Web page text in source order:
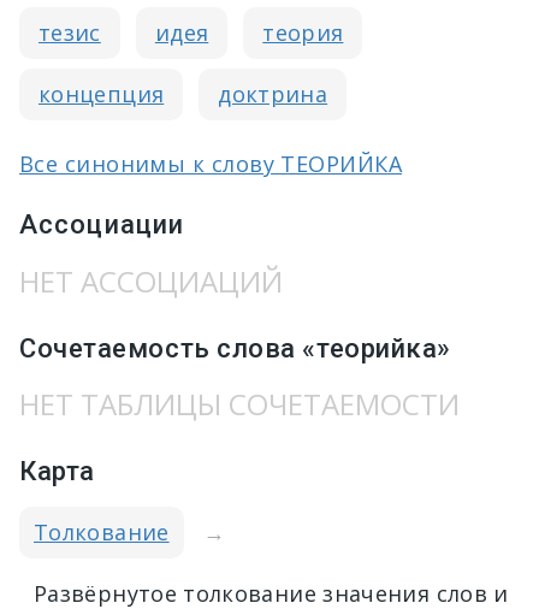
тезис идея теория
концепция доктрина
Все синонимы к слову ТЕОРИЙКА
Ассоциации
НЕТ АССОЦИАЦИЙ
Сочетаемость слова «теорийка»
НЕТ ТАБЛИЦЫ СОЧЕТАЕМОСТИ
Карта
Толкование →
Развёрнутое толкование значения слов и